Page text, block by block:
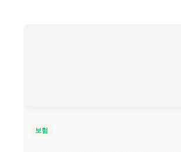
보험